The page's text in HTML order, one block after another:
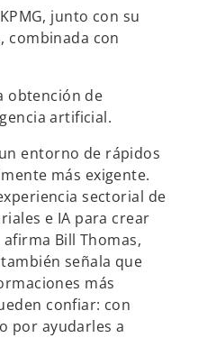
t
a
a
n
u
e
v
a
junto con su
combinada con
obtención de
artificial.
entorno de rápidos
más exigente.
sectorial de
e IA para crear
Bill Thomas,
señala que
más
confiar: con
por ayudarles a